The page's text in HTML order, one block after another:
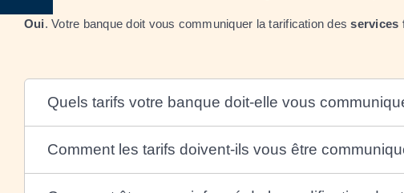
Oui. Votre banque doit vous communiquer la tarification desservices
Quels tarifs votre banque doit-elle vous
Comment les tarifs doivent-ils vous être